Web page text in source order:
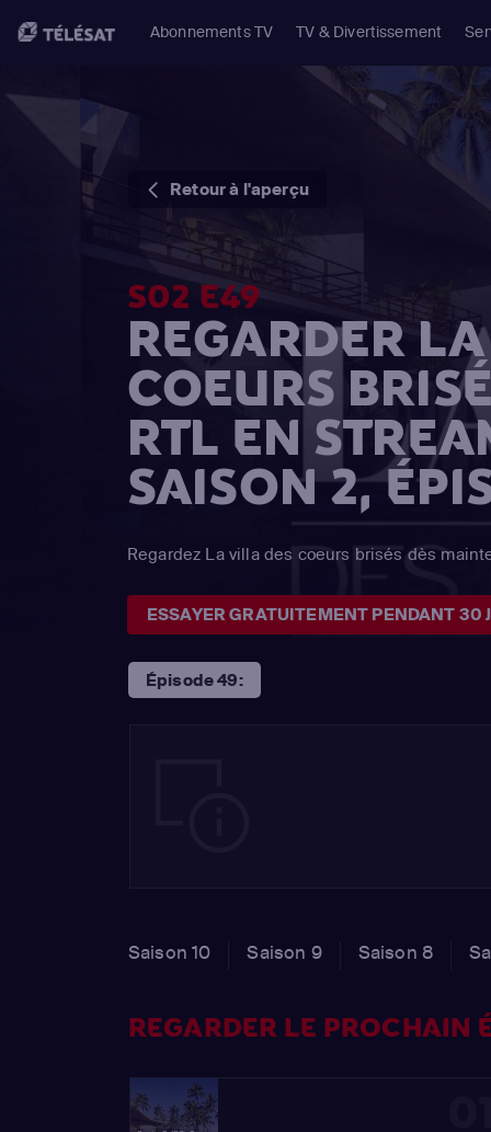
Abonnements TV TV & Divertissement
Retour à l'aperçu
S02 E49
REGARDER
COEURS
RTL EN
SAISON 2,
Regardez La villa des coeurs brisés dès
ESSAYER GRATUITEMENT PENDANT 30
Épisode 49:
Saison 10 Saison 9 Saison 8
REGARDER LE PROCHAIN